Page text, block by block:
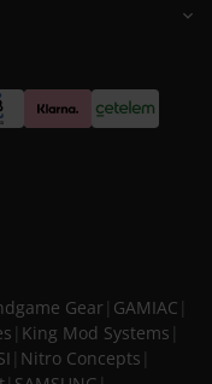
Gear GAMIAC
King Mod Systems
Nitro Concepts